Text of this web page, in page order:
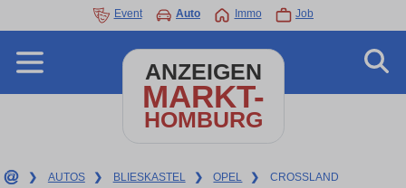
Event Auto Immo Job
ANZEIGEN
MARKT-
HOMBURG
❯ AUTOS ❯ BLIESKASTEL ❯ OPEL ❯ CROSSLAND